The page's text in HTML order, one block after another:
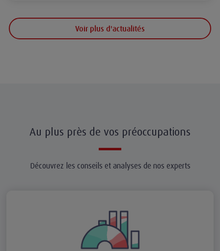
Voir plus d'actualités
Au plus près de vos préoccupations
Découvrez les conseils et analyses de nos experts